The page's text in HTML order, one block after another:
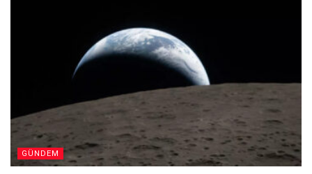
GÜNDEM